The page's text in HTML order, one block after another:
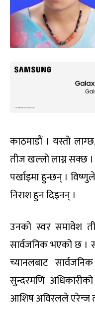
काठमाडौं । यस्तो
तीज खल्लो लाग्न सक्छ
पर्खाइमा हुन्छन् ।
निराश हुन दिइनन् ।
उनको स्वर समावेश
सार्वजनिक भएको छ ।
च्यानलबाट
सुन्दरमणि
आशिष अविरलले एरेन्ज